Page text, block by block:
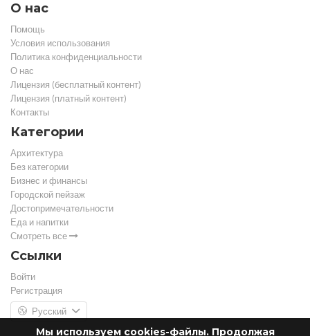
Мы используем cookies-файлы. Продолжая
О нас
Помощь
Условия использования
Политика конфиденциальности
О нас
Лицензия (бесплатный контент)
Лицензия (платный контент)
Контакты
Категории
Архитектура
Без категории
Бизнес и финансы
Городской пейзаж
Достопримечательности
Еда и напитки
Смотреть все
Ссылки
Войти
Регистрация
Русский